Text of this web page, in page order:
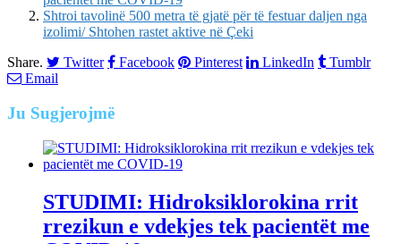
Shtroi tavolinë 500 metra të gjatë për të festuar daljen nga
izolimi/ Shtohen rastet aktive në Çeki
Share.
Twitter Facebook Pinterest LinkedIn
Tumblr
Email
Ju Sugjerojmë
STUDIMI: Hidroksiklorokina rrit
rrezikun e vdekjes tek pacientët me